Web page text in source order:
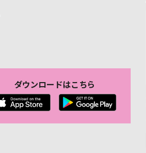
ダウンロードはこちら